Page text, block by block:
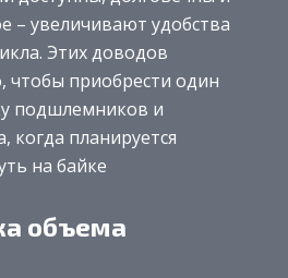
– увеличивают удобства
Этих доводов
чтобы приобрести один
подшлемников и
когда планируется
на байке
объема